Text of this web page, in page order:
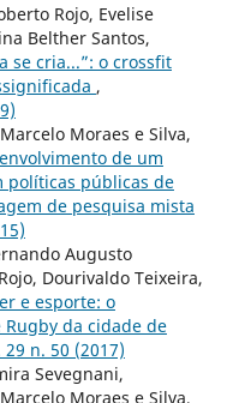
Rojo, Evelise
Belther Santos,
se cria...”: o crossfit
,
Moraes e Silva,
de um
políticas públicas de
de pesquisa mista
Augusto
Dourivaldo Teixeira,
e esporte: o
da cidade de
n. 50 (2017)
Sevegnani,
Moraes e Silva,